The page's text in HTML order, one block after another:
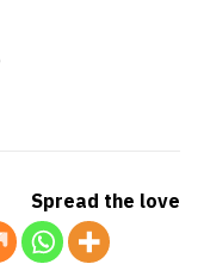
Spread the love